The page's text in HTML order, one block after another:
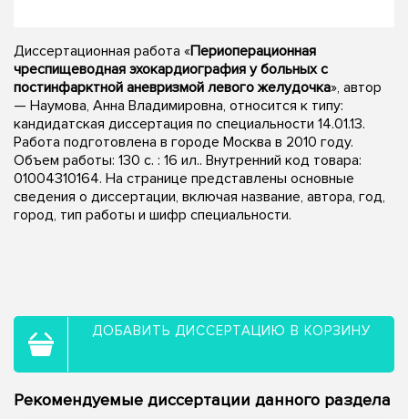
Диссертационная работа «Периоперационная
чреспищеводная эхокардиография у больных с
постинфарктной аневризмой левого желудочка», автор
— Наумова, Анна Владимировна, относится к типу:
кандидатская диссертация по специальности 14.01.13.
Работа подготовлена в городе Москва в 2010 году.
Объем работы: 130 с. : 16 ил.. Внутренний код товара:
01004310164. На странице представлены основные
сведения о диссертации, включая название, автора, год,
город, тип работы и шифр специальности.
ДОБАВИТЬ ДИССЕРТАЦИЮ В КОРЗИНУ
Рекомендуемые диссертации данного раздела